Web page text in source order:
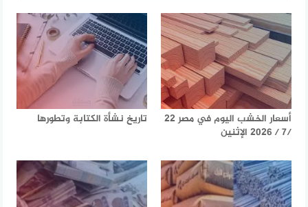
أسعار الخشب اليوم في مصر 22
/7 / 2026 الإثنين
تاريخ نشأة الكتابة وتطورها